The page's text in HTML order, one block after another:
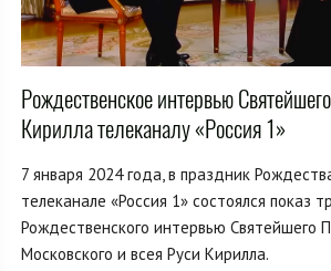
Рождественское интервью
Кирилла телеканалу «Россия 1»
7 января 2024 года, в праздник
телеканале «Россия 1» состоялся показ
Рождественского интервью Святейшего
Московского и всея Руси Кирилла.